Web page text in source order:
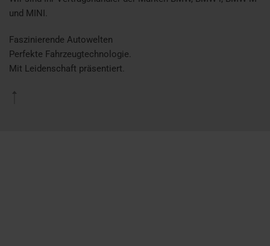
und MINI.
Faszinierende Autowelten
Perfekte Fahrzeugtechnologie.
Mit Leidenschaft präsentiert.